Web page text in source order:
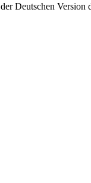
Deutschen